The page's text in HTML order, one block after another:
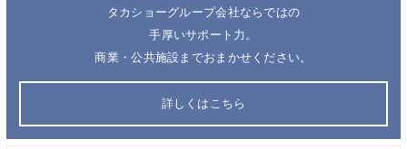
タカショーグループ会社ならではの
手厚いサポート力。
商業・公共施設までおまかせください。
詳しくはこちら